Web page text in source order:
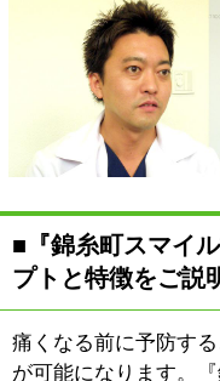
エプロン、うがい用コップ、
都度取りかえ、使い捨てにして
ましても最新の滅菌器具で個別
する直前まで滅菌棚で保管する
配慮しています。
■診療の際、心掛けている
い。
当ク
る患
なコ
射線
レ